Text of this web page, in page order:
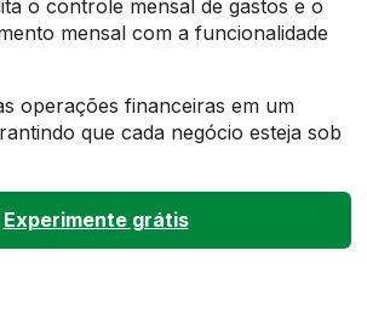
o controle mensal de gastos e o
mensal com a funcionalidade
operações financeiras em um
que cada negócio esteja sob
Experimente grátis